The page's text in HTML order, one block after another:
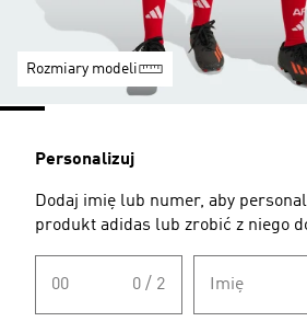
Rozmiary modeli
Personalizuj
Dodaj imię lub numer, aby
produkt adidas lub zrobić z niego
00 0 / 2 Imię